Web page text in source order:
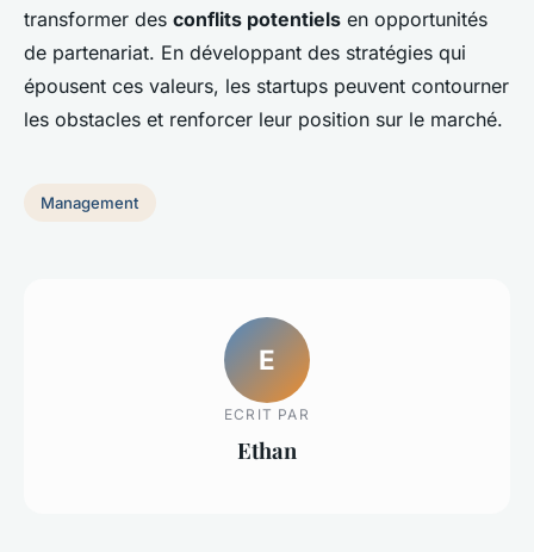
transformer des conflits potentiels en opportunités
de partenariat. En développant des stratégies qui
épousent ces valeurs, les startups peuvent contourner
les obstacles et renforcer leur position sur le marché.
Management
E
ECRIT PAR
Ethan